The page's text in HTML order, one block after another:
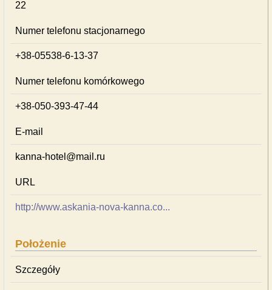
22
Numer telefonu stacjonarnego
+38-05538-6-13-37
Numer telefonu komórkowego
+38-050-393-47-44
E-mail
kanna-hotel@mail.ru
URL
http://www.askania-nova-kanna.co...
Położenie
Szczegóły